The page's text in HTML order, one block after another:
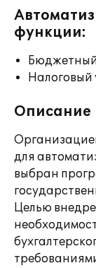
функции:
Налоговый
Описание
для
выбран
Целью